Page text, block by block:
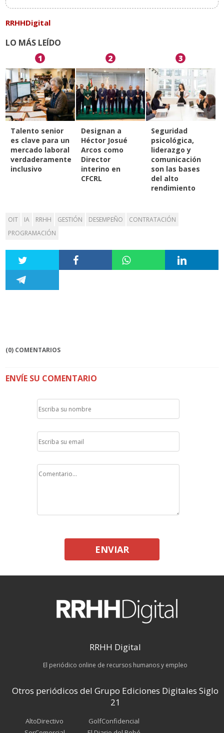
RRHHDigital
LO MÁS LEÍDO
1
Talento senior
es clave para un
mercado laboral
verdaderamente
inclusivo
2
Designan a
Héctor Josué
Arcos como
Director
interino en
CFCRL
3
Seguridad
psicológica,
liderazgo y
comunicación
son las bases
del alto
rendimiento
OIT IA RRHH GESTIÓN DESEMPEÑO
CONTRATACIÓN
PROGRAMACIÓN
(0) COMENTARIOS
ENVÍE SU COMENTARIO
ENVIAR
RRHH Digital
El periódico online de recursos humanos y empleo
Otros periódicos del Grupo Ediciones Digitales Siglo
21
AltoDirectivo
GolfConfidencial